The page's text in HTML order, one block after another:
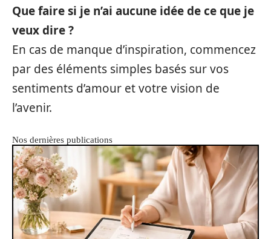
Que faire si je n’ai aucune idée de ce que je
veux dire ?
En cas de manque d’inspiration, commencez
par des éléments simples basés sur vos
sentiments d’amour et votre vision de
l’avenir.
Nos dernières publications